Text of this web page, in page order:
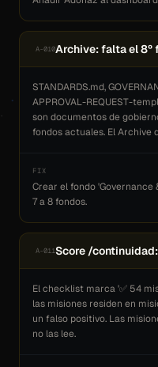
A-010Archive: falta el 8º
STANDARDS.md,
APPROVAL-REQUEST-
son documentos de
fondos actuales. El Archive
FIX
Crear el fondo
7 a 8 fondos.
A-011Score /
El checklist marca '✅ 54
las misiones residen en
un falso positivo. Las
no las lee.